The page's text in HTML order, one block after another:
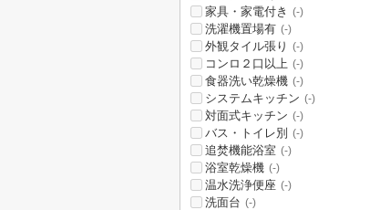
家具・家電付き (-)
洗濯機置場有 (-)
外観タイル張り (-)
コンロ２口以上 (-)
食器洗い乾燥機 (-)
システムキッチン (-)
対面式キッチン (-)
バス・トイレ別 (-)
追焚機能浴室 (-)
浴室乾燥機 (-)
温水洗浄便座 (-)
洗面台 (-)